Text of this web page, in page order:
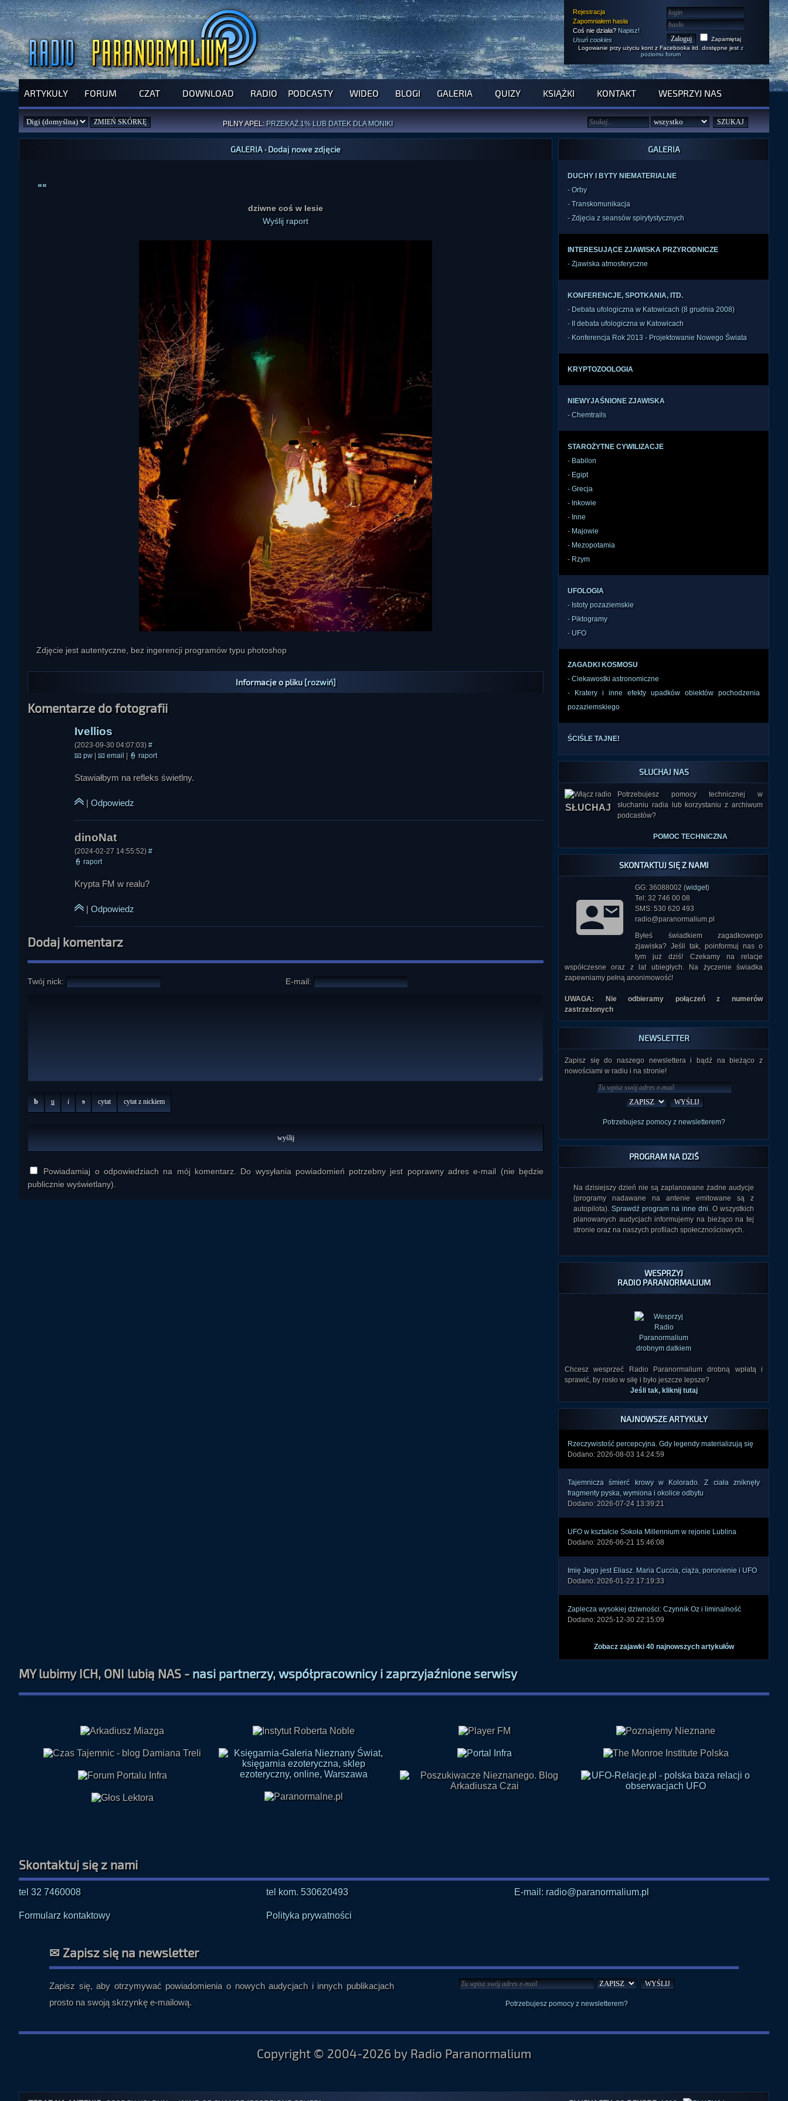
Rejestracja
Zapomniałem hasła
Coś nie działa? Napisz!
Usuń cookies
Zapamiętaj
Logowanie przy użyciu kont z Facebooka itd. dostępne jest z
poziomu forum
ARTYKUŁY FORUM CZAT DOWNLOAD RADIO PODCASTY WIDEO BLOGI GALERIA QUIZY KSIĄŻKI KONTAKT WESPRZYJ NAS
SPRAWDŹ PROGRAM NA NAJBLIŻSZY TYDZIEŃ
PILNY APEL: PRZEKAŻ 1% LUB DATEK DLA MONIKI
ZAŁOŻPARANORMALNEGO BLOGA
GALERIA · Dodaj nowe zdjęcie
««
dziwne coś w lesie
Wyślij raport
Zdjęcie jest autentyczne, bez ingerencji programów typu photoshop
Informacje o pliku[rozwiń]
Komentarze do fotografii
(2023-09-30 04:07:03) #
📧 pw | 📧 email | 👮 raport
Stawiałbym na refleks świetlny.
| Odpowiedz
dinoNat
(2024-02-27 14:55:52) #
👮 raport
Krypta FM w realu?
| Odpowiedz
Dodaj komentarz
Twój nick: E-mail:
b u i s cytat cytat z nickiem
Powiadamiaj o odpowiedziach na mój komentarz. Do wysyłania powiadomień potrzebny jest poprawny adres e-mail (nie będzie
publicznie wyświetlany).
GALERIA
DUCHY I BYTY NIEMATERIALNE
- Orby
- Transkomunikacja
- Zdjęcia z seansów spirytystycznych
INTERESUJĄCE ZJAWISKA PRZYRODNICZE
- Zjawiska atmosferyczne
KONFERENCJE, SPOTKANIA, ITD.
- Debata ufologiczna w Katowicach (8 grudnia 2008)
- II debata ufologiczna w Katowicach
- Konferencja Rok 2013 - Projektowanie Nowego Świata
KRYPTOZOOLOGIA
NIEWYJAŚNIONE ZJAWISKA
- Chemtrails
STAROŻYTNE CYWILIZACJE
- Babilon
- Egipt
- Grecja
- Inkowie
- Inne
- Majowie
- Mezopotamia
- Rzym
UFOLOGIA
- Istoty pozaziemskie
- Piktogramy
- UFO
ZAGADKI KOSMOSU
- Ciekawostki astronomiczne
-
Kratery i inne efekty upadków obiektów pochodzenia
pozaziemskiego
ŚCIŚLE TAJNE!
SŁUCHAJ NAS
Potrzebujesz pomocy technicznej w
słuchaniu radia lub korzystaniu z archiwum
podcastów?
POMOC TECHNICZNA
SKONTAKTUJ SIĘ Z NAMI
GG: 36088002 (widget)
Tel: 32 746 00 08
SMS: 530 620 493
radio@paranormalium.pl
Byłeś świadkiem zagadkowego
zjawiska? Jeśli tak, poinformuj nas o
tym już dziś! Czekamy na relacje
współczesne oraz z lat ubiegłych. Na życzenie świadka
zapewniamy pełną anonimowość!
UWAGA: Nie odbieramy połączeń z numerów
zastrzeżonych
NEWSLETTER
Zapisz się do naszego newslettera i bądź na bieżąco z
nowościami w radiu i na stronie!
Potrzebujesz pomocy z newsletterem?
PROGRAM NA DZIŚ
Na dzisiejszy dzień nie są zaplanowane żadne audycje
(programy nadawane na antenie emitowane są z
autopilota). Sprawdź program na inne dni. O wszystkich
planowanych audycjach informujemy na bieżąco na tej
stronie oraz na naszych profilach społecznościowych.
WESPRZYJ
RADIO PARANORMALIUM
Chcesz wesprzeć Radio Paranormalium drobną wpłatą i
Jeśli tak, kliknij tutaj
Tajemnicza śmierć krowy w Kolorado. Z ciała zniknęły
MY lubimy ICH, ONI lubią NAS -nasi partnerzy, współpracownicy i zaprzyjaźnione serwisy
Skontaktuj się z nami
tel 32 7460008 tel kom. 530620493
✉ Zapisz się na newsletter
Zapisz się, aby otrzymywać powiadomienia o nowych audycjach i innych publikacjach